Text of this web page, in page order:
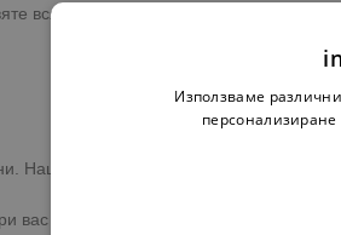
всяка грешка в кухнята!
Наш консултант ще се свърже с Вас
вас с бърза и сигурна доставка до
Използваме